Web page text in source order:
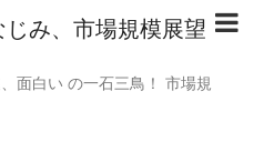
み、市場規模展望
面白い の一石三鳥！ 市場規